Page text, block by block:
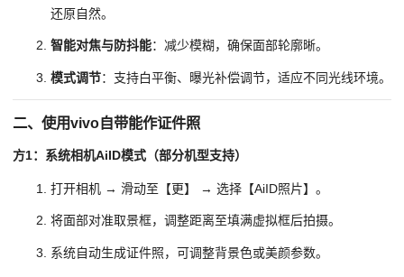
还原自然。
智能对焦与防抖能：减少模糊，确保面部轮廓晰。
模式调节：支持白平衡、曝光补偿调节，适应不同光线环境。
二、使用vivo自带能作证件照
方1：系统相机AiID模式（部分机型支持）
打开相机 → 滑动至【更】 → 选择【AiID照片】。
将面部对准取景框，调整距离至填满虚拟框后拍摄。
系统自动生成证件照，可调整背景色或美颜参数。